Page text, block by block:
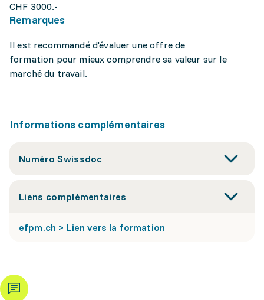
CHF 3000.-
Remarques
Il est recommandé d'évaluer une offre de
formation pour mieux comprendre sa valeur sur le
marché du travail.
Informations complémentaires
Numéro Swissdoc
Liens complémentaires
efpm.ch > Lien vers la formation